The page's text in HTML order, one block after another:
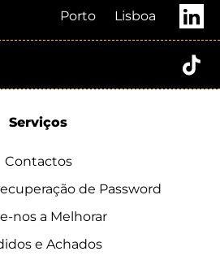
Porto Lisboa
Serviços
Contactos
de Password
nos a Melhorar
e Achados